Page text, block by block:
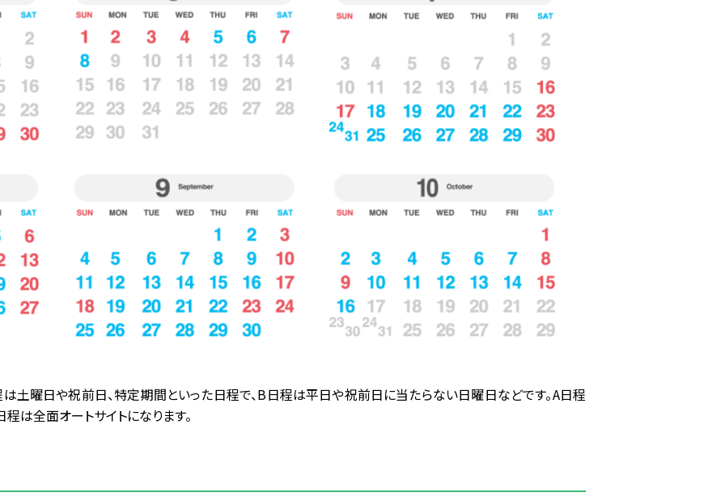
土曜日や祝前日、特定期間といった日程で、B日程は平日や祝前日に当たらない日曜日などです。A日程
は全面オートサイトになります。